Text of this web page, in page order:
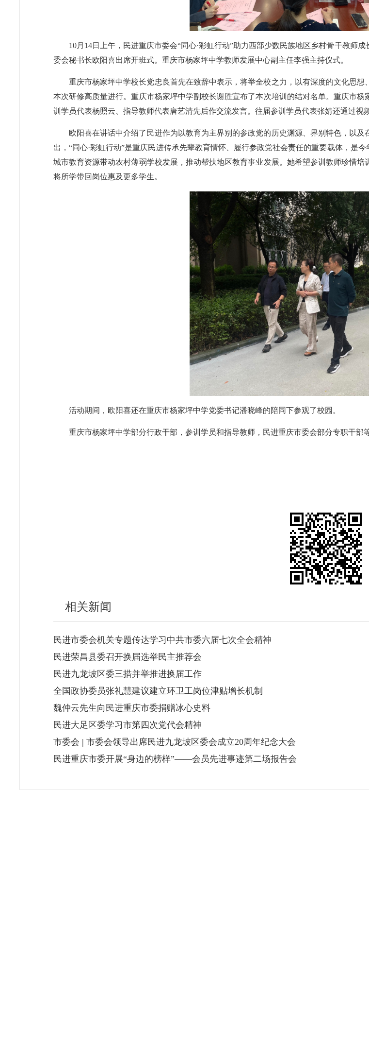
10月14日上午，民进重庆市委会“同心·彩虹行动”助力西部少数民族地区乡村骨干教师
委会秘书长欧阳喜出席开班式。重庆市杨家坪中学教师发展中心副主任李强主持仪式。
重庆市杨家坪中学校长党忠良首先在致辞中表示，将举全校之力，以有深度的文化思
本次研修高质量进行。重庆市杨家坪中学副校长谢胜宣布了本次培训的结对名单。重庆市
训学员代表杨照云、指导教师代表唐艺清先后作交流发言。往届参训学员代表张婧还通过视
欧阳喜在讲话中介绍了民进作为以教育为主界别的参政党的历史渊源、界别特色，以
出，“同心·彩虹行动”是重庆民进传承先辈教育情怀、履行参政党社会责任的重要载体，是
城市教育资源带动农村薄弱学校发展，推动帮扶地区教育事业发展。她希望参训教师珍惜
将所学带回岗位惠及更多学生。
活动期间，欧阳喜还在重庆市杨家坪中学党委书记潘晓峰的陪同下参观了校园。
重庆市杨家坪中学部分行政干部，参训学员和指导教师，民进重庆市委会部分专职干部
相关新闻
民进市委会机关专题传达学习中共市委六届七次全会精神
民进荣昌县委召开换届选举民主推荐会
民进九龙坡区委三措并举推进换届工作
全国政协委员张礼慧建议建立环卫工岗位津贴增长机制
魏仲云先生向民进重庆市委捐赠冰心史料
民进大足区委学习市第四次党代会精神
市委会 | 市委会领导出席民进九龙坡区委会成立20周年纪念大会
民进重庆市委开展“身边的榜样”——会员先进事迹第二场报告会